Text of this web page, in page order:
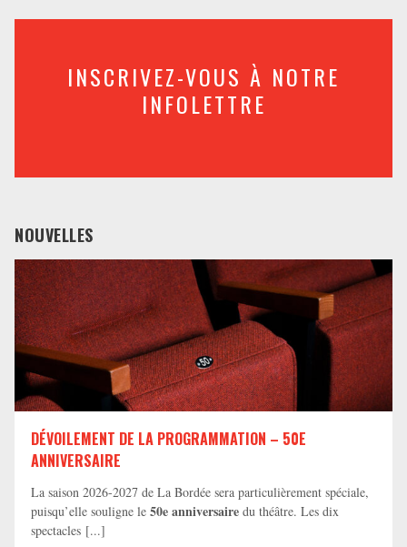
INSCRIVEZ-VOUS À NOTRE
INFOLETTRE
NOUVELLES
DÉVOILEMENT DE LA PROGRAMMATION – 50E
ANNIVERSAIRE
La saison 2026-2027 de La Bordée sera particulièrement spéciale,
puisqu’elle souligne le 50e anniversaire du théâtre. Les dix
spectacles [...]